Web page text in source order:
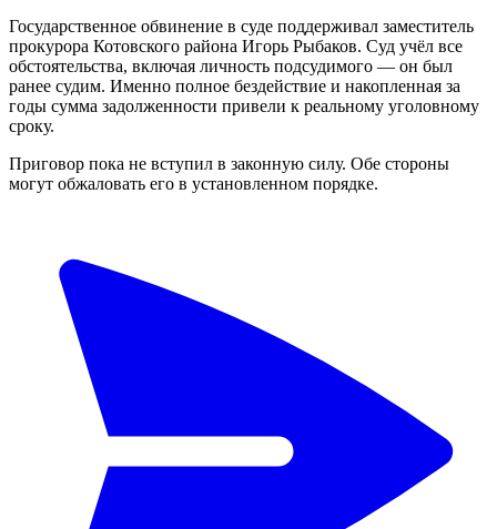
Государственное обвинение в суде поддерживал заместитель
прокурора Котовского района Игорь Рыбаков. Суд учёл все
обстоятельства, включая личность подсудимого — он был
ранее судим. Именно полное бездействие и накопленная за
годы сумма задолженности привели к реальному уголовному
сроку.
Приговор пока не вступил в законную силу. Обе стороны
могут обжаловать его в установленном порядке.